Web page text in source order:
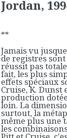
Jordan,
**
Jamais vu
de registres
réussit pas
fait, les plus
effets spéciaux
Cruise, K. Dunst
production
loin. La
surtout, la
même plus une
les